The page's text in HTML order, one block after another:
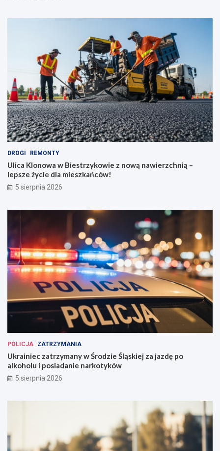
DROGI REMONTY
Ulica Klonowa w Biestrzykowie z nową nawierzchnią –
lepsze życie dla mieszkańców!
5 sierpnia 2026
POLICJA ZATRZYMANIA
Ukrainiec zatrzymany w Środzie Śląskiej za jazdę po
alkoholu i posiadanie narkotyków
5 sierpnia 2026